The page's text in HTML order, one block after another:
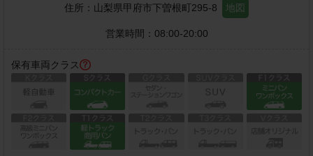
住所： 山梨県甲府市下曽根町295-8 地図
営業時間： 08:00-20:00
保有車両クラス